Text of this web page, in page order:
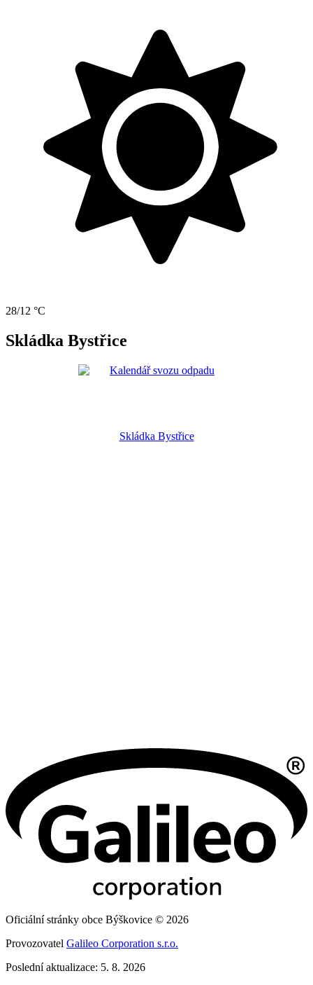
28/12 °C
Skládka Bystřice
Skládka Bystřice
Oficiální stránky obce Býškovice © 2026
Provozovatel Galileo Corporation s.r.o.
Poslední aktualizace: 5. 8. 2026